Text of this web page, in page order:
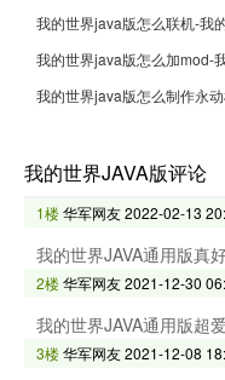
我的世界java版怎么联机-我
我的世界java版怎么加mod-
我的世界java版怎么制作永
我的世界JAVA版评论
1楼华军网友2022-02-13
我的世界JAVA通用版真
2楼华军网友2021-12-30
我的世界JAVA通用版超
3楼华军网友2021-12-08